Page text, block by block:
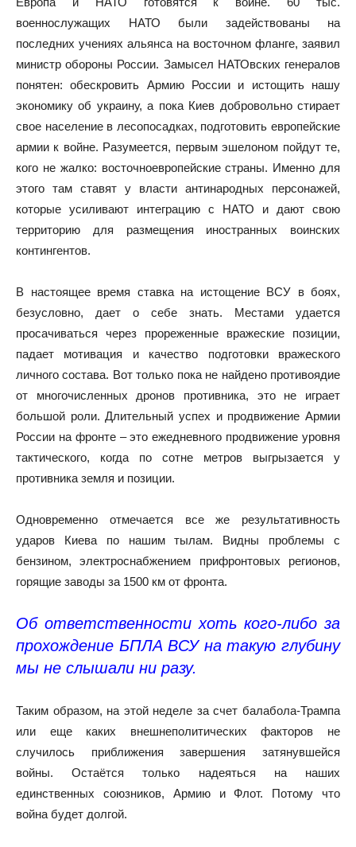
военнослужащих НАТО были задействованы на
последних учениях альянса на восточном фланге, заявил
министр обороны России. Замысел НАТОвских генералов
понятен: обескровить Армию России и истощить нашу
экономику об украину, а пока Киев добровольно стирает
свое население в лесопосадках, подготовить европейские
армии к войне. Разумеется, первым эшелоном пойдут те,
кого не жалко: восточноевропейские страны. Именно для
этого там ставят у власти антинародных персонажей,
которые усиливают интеграцию с НАТО и дают свою
территорию для размещения иностранных воинских
контингентов.
В настоящее время ставка на истощение ВСУ в боях,
безусловно, дает о себе знать. Местами удается
просачиваться через прореженные вражеские позиции,
падает мотивация и качество подготовки вражеского
личного состава. Вот только пока не найдено противоядие
от многочисленных дронов противника, это не играет
большой роли. Длительный успех и продвижение Армии
России на фронте – это ежедневного продвижение уровня
тактического, когда по сотне метров выгрызается у
противника земля и позиции.
Одновременно отмечается все же результативность
ударов Киева по нашим тылам. Видны проблемы с
бензином, электроснабжением прифронтовых регионов,
горящие заводы за 1500 км от фронта.
Об ответственности хоть кого-либо за
прохождение БПЛА ВСУ на такую глубину
мы не слышали ни разу.
Таким образом, на этой неделе за счет балабола-Трампа
или еще каких внешнеполитических факторов не
случилось приближения завершения затянувшейся
войны. Остаётся только надеяться на наших
единственных союзников, Армию и Флот. Потому что
война будет долгой.